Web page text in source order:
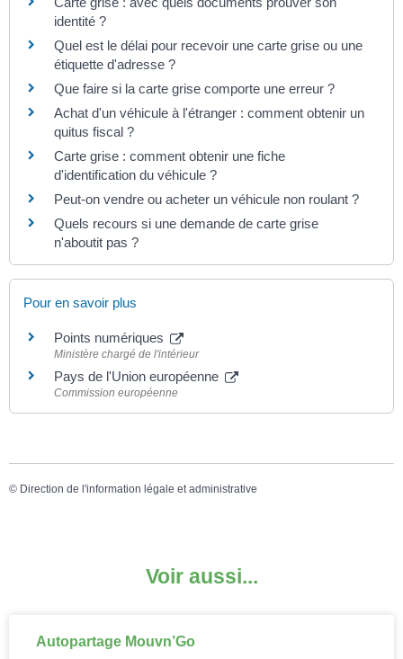
identité ?
Quel est le délai pour recevoir une carte grise ou une
étiquette d'adresse ?
Que faire si la carte grise comporte une erreur ?
Achat d'un véhicule à l'étranger : comment obtenir un
quitus fiscal ?
Carte grise : comment obtenir une fiche
d'identification du véhicule ?
Peut-on vendre ou acheter un véhicule non roulant ?
Quels recours si une demande de carte grise
n'aboutit pas ?
Pour en savoir plus
Points numériques
Ministère chargé de l'intérieur
Pays de l'Union européenne
Commission européenne
© Direction de l'information légale et administrative
Voir aussi...
Autopartage Mouvn’Go